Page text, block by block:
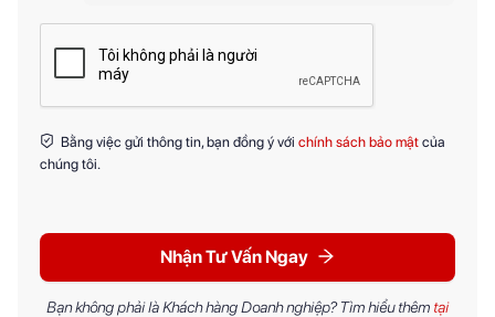
Bằng việc gửi thông tin, bạn đồng ý với chính sách bảo mật của
chúng tôi.
Nhận Tư Vấn Ngay
Bạn không phải là Khách hàng Doanh nghiệp? Tìm hiểu thêm tại